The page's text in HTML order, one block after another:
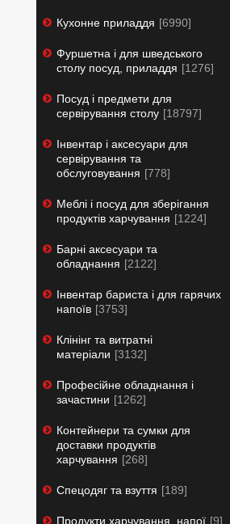
Кухонне приладдя 6990
Фуршетна і для шведського
столу посуд, приладдя
1276
Посуд і предмети для
сервірування столу
18797
Інвентар і аксесуари для
сервірування та
обслуговування
778
Меблі і посуд для зберігання
продуктів харчування
1224
Барні аксесуари та
обладнання
2122
Інвентар бариста і для гарячих
напоїв 3753
Клінінг та витратні
матеріали
3132
Професійне обладнання і
зачастини
1262
Контейнери та сумки для
доставки продуктів
харчування
268
Спецодяг та взуття 189
Продукти харчування, напої 9